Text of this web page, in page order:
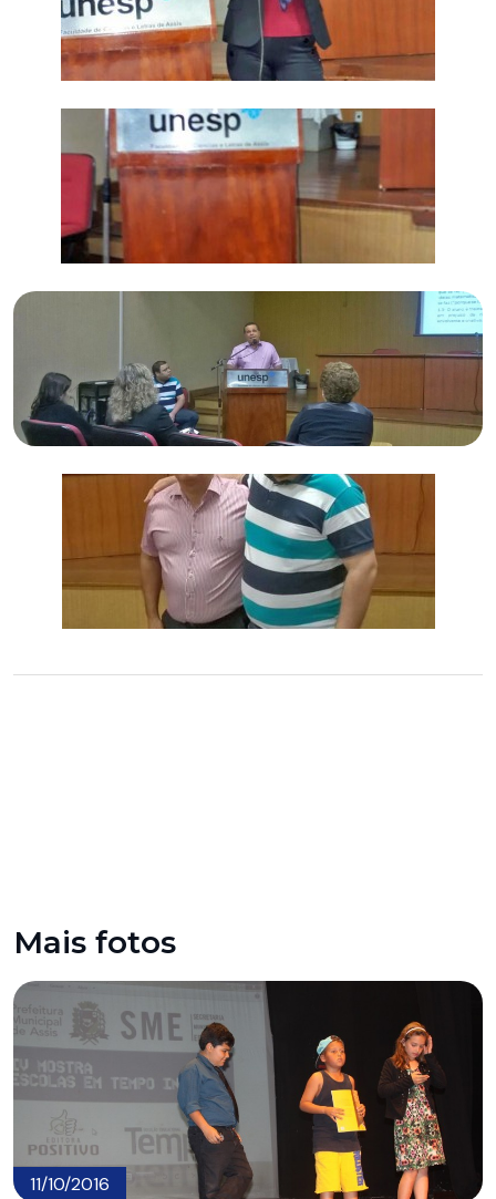
Mais fotos
11/10/2016